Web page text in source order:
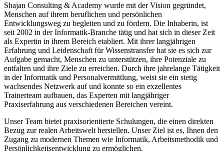
Shajan Consulting & Academy wurde mit der Vision gegründet,
Menschen auf ihrem beruflichen und persönlichen
Entwicklungsweg zu begleiten und zu fördern. Die Inhaberin, ist
seit 2002 in der Informatik-Branche tätig und hat sich in dieser Zeit
als Expertin in ihrem Bereich etabliert. Mit ihrer langjährigen
Erfahrung und Leidenschaft für Wissenstransfer hat sie es sich zur
Aufgabe gemacht, Menschen zu unterstützen, ihre Potenziale zu
entfalten und ihre Ziele zu erreichen. Durch ihre jahrelange Tätigkeit
in der Informatik und Personalvermittlung, weist sie ein stetig
wachsendes Netzwerk auf und konnte so ein exzellentes
Trainerteam aufbauen, das Experten mit langjähriger
Praxiserfahrung aus verschiedenen Bereichen vereint.
Unser Team bietet praxisorientierte Schulungen, die einen direkten
Bezug zur realen Arbeitswelt herstellen. Unser Ziel ist es, Ihnen den
Zugang zu modernen Themen wie Informatik, Arbeitsmethodik und
Persönlichkeitsentwicklung zu ermöglichen.